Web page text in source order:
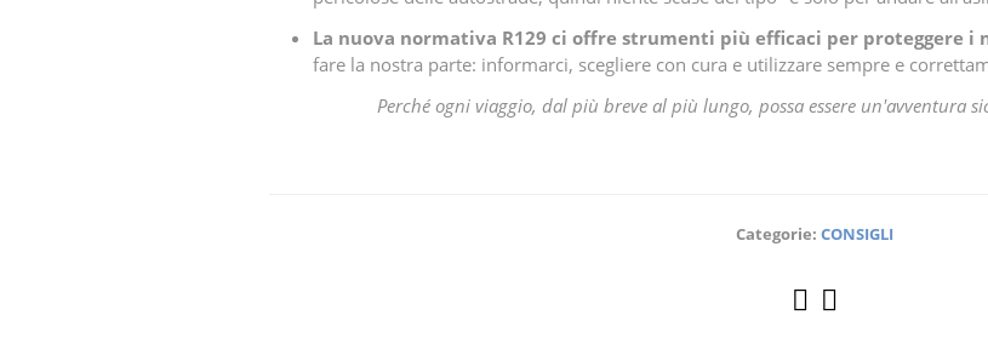
La nuova normativa R129 ci offre strumenti più efficaci per proteggere
fare la nostra parte: informarci, scegliere con cura e utilizzare sempre e
Perché ogni viaggio, dal più breve al più lungo, possa essere un'avventura
Categorie: CONSIGLI